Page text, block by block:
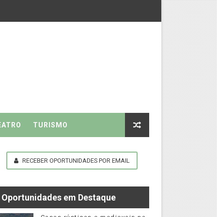
mundo
TURISMO
RECEBER OPORTUNIDADES POR EMAIL
Oportunidades em Destaque